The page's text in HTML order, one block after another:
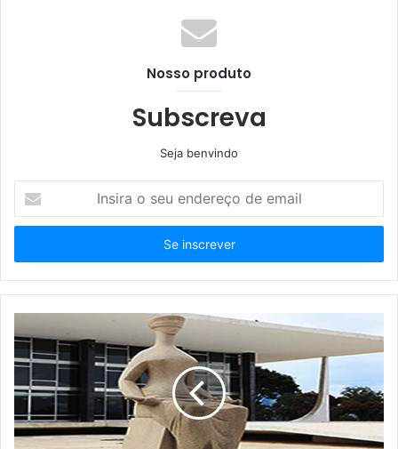
Nosso produto
Subscreva
Seja benvindo
seu
de
email